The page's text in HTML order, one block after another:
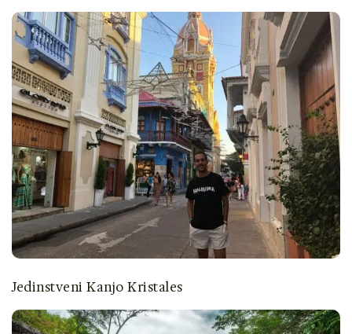
Jedinstveni Kanjo Kristales